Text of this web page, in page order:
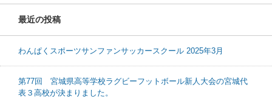
最近の投稿
わんぱくスポーツサンファンサッカースクール 2025年3月
第77回 宮城県高等学校ラグビーフットボール新人大会の宮城代
表３高校が決まりました。